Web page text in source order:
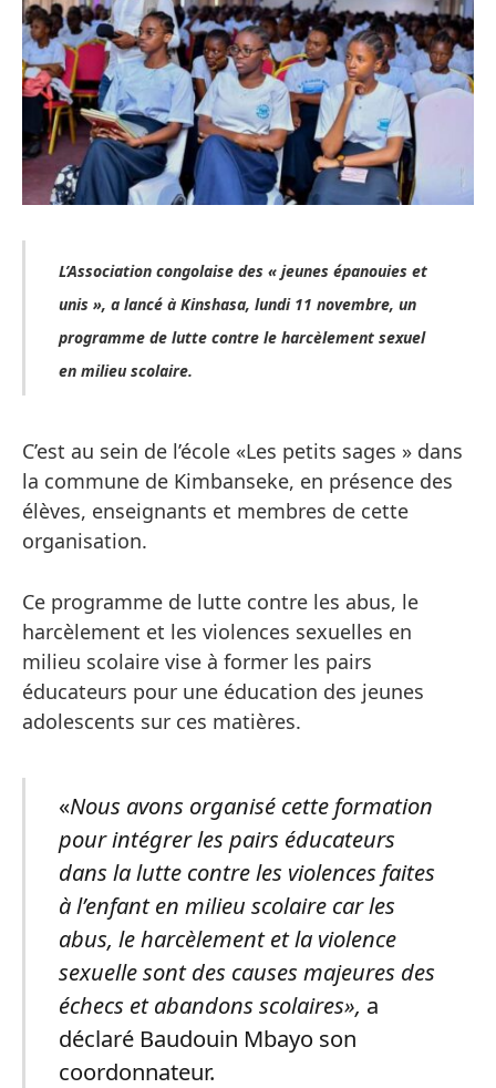
L’Association congolaise des « jeunes épanouies et
unis », a lancé à Kinshasa, lundi 11 novembre, un
programme de lutte contre le harcèlement sexuel
en milieu scolaire.
C’est au sein de l’école «Les petits sages » dans
la commune de Kimbanseke, en présence des
élèves, enseignants et membres de cette
organisation.
Ce programme de lutte contre les abus, le
harcèlement et les violences sexuelles en
milieu scolaire vise à former les pairs
éducateurs pour une éducation des jeunes
adolescents sur ces matières.
«Nous avons organisé cette formation
pour intégrer les pairs éducateurs
dans la lutte contre les violences faites
à l’enfant en milieu scolaire car les
abus, le harcèlement et la violence
sexuelle sont des causes majeures des
échecs et abandons scolaires», a
déclaré Baudouin Mbayo son
coordonnateur.